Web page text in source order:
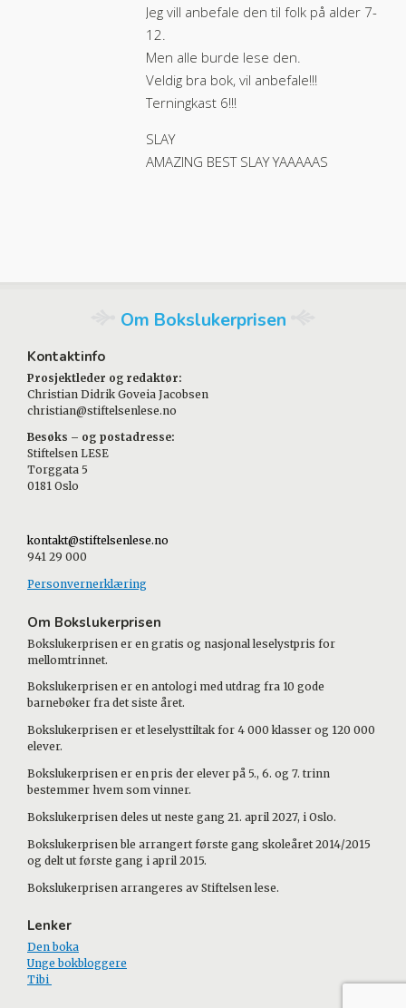
Jeg vill anbefale den til folk på alder 7-
12.
Men alle burde lese den.
Veldig bra bok, vil anbefale!!!
Terningkast 6!!!
SLAY
AMAZING BEST SLAY YAAAAAS
Om Bokslukerprisen
Kontaktinfo
Prosjektleder og redaktør:
Christian Didrik Goveia Jacobsen
christian@stiftelsenlese.no
Besøks – og postadresse:
Stiftelsen LESE
Torggata 5
0181 Oslo
kontakt@stiftelsenlese.no
941 29 000
Personvernerklæring
Om Bokslukerprisen
Bokslukerprisen er en gratis og nasjonal leselystpris for
mellomtrinnet.
Bokslukerprisen er en antologi med utdrag fra 10 gode
barnebøker fra det siste året.
Bokslukerprisen er et leselysttiltak for 4 000 klasser og 120 000
elever.
Bokslukerprisen er en pris der elever på 5., 6. og 7. trinn
bestemmer hvem som vinner.
Bokslukerprisen deles ut neste gang 21. april 2027, i Oslo.
Bokslukerprisen ble arrangert første gang skoleåret 2014/2015
og delt ut første gang i april 2015.
Bokslukerprisen arrangeres av Stiftelsen lese.
Lenker
Den boka
Unge bokbloggere
Tibi